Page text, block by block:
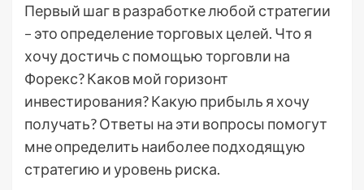
Первый шаг в разработке любой стратегии
– это определение торговых целей. Что я
хочу достичь с помощью торговли на
Форекс? Каков мой горизонт
инвестирования? Какую прибыль я хочу
получать? Ответы на эти вопросы помогут
мне определить наиболее подходящую
стратегию и уровень риска.